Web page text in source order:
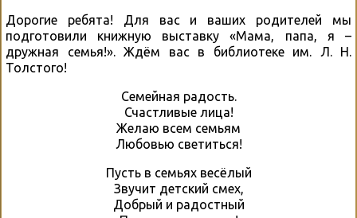
Дорогие ребята! Для вас и ваших родителей мы
подготовили книжную выставку «Мама, папа, я –
дружная семья!». Ждём вас в библиотеке им. Л. Н.
Толстого!
Семейная радость.
Счастливые лица!
Желаю всем семьям
Любовью светиться!
Пусть в семьях весёлый
Звучит детский смех,
Добрый и радостный